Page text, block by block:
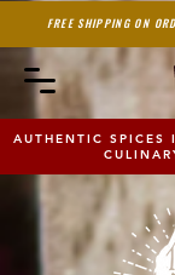
FREE SHIPPING ON
AUTHENTIC SPICES